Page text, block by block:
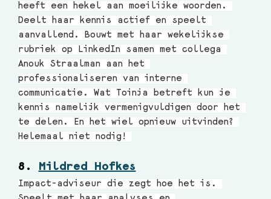
heeft een hekel aan moeilijke woorden.
Deelt haar kennis actief en speelt
aanvallend. Bouwt met haar wekelijkse
rubriek op LinkedIn samen met collega
Anouk Straalman aan het
professionaliseren van interne
communicatie. Wat Toinja betreft kun je
kennis namelijk vermenigvuldigen door het
te delen. En het wiel opnieuw uitvinden?
Helemaal niet nodig!
8. Mildred Hofkes
Impact-adviseur die zegt hoe het is.